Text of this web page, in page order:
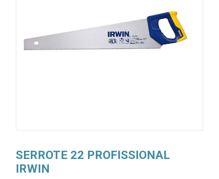
SERROTE 22 PROFISSIONAL
IRWIN